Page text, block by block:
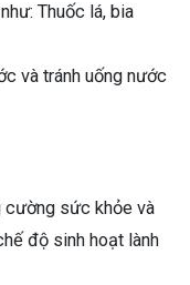
Thuốc lá, bia
và tránh uống nước
cường sức khỏe và
độ sinh hoạt lành